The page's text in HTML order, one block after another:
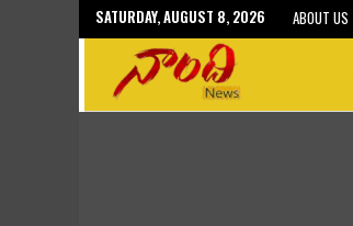
SATURDAY, AUGUST 8, 2026 ABOUT US